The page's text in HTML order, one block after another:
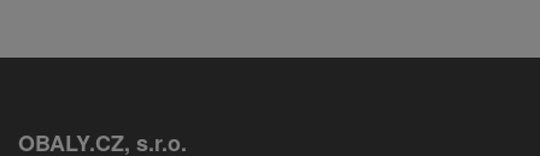
OBALY.CZ, s.r.o.